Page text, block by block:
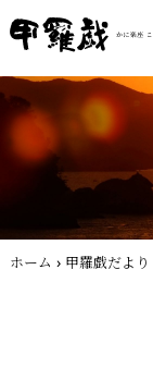
ホーム › 甲羅戯だより